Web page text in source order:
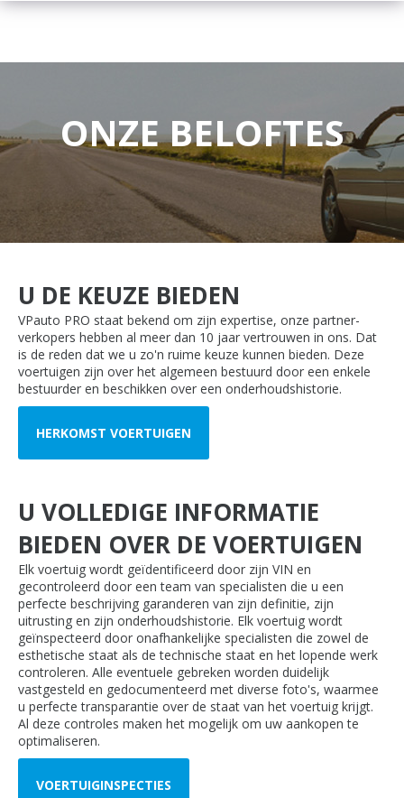
ONZE BELOFTES
U DE KEUZE BIEDEN
VPauto PRO staat bekend om zijn expertise, onze partner-
verkopers hebben al meer dan 10 jaar vertrouwen in ons. Dat
is de reden dat we u zo'n ruime keuze kunnen bieden. Deze
voertuigen zijn over het algemeen bestuurd door een enkele
bestuurder en beschikken over een onderhoudshistorie.
HERKOMST VOERTUIGEN
U VOLLEDIGE INFORMATIE
BIEDEN OVER DE VOERTUIGEN
Elk voertuig wordt geïdentificeerd door zijn VIN en
gecontroleerd door een team van specialisten die u een
perfecte beschrijving garanderen van zijn definitie, zijn
uitrusting en zijn onderhoudshistorie. Elk voertuig wordt
geïnspecteerd door onafhankelijke specialisten die zowel de
esthetische staat als de technische staat en het lopende werk
controleren. Alle eventuele gebreken worden duidelijk
vastgesteld en gedocumenteerd met diverse foto's, waarmee
u perfecte transparantie over de staat van het voertuig krijgt.
Al deze controles maken het mogelijk om uw aankopen te
optimaliseren.
VOERTUIGINSPECTIES